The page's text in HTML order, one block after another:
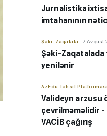
Jurnalistika
imtahanının
Şəki-Zaqatala 7 Avqust
Şəki-
yenilənir
AzEdu Təhsil Platforması
Valideyn arzusu
çevrilməməlidir -
VACİB çağırış